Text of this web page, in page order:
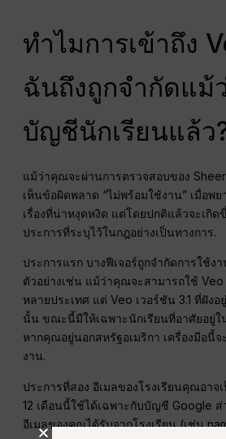
ทำไมการเข้าถึง
ฉันถึงถูกจำกัดแม้
บัญชีนักเรียนแล้ว
แม้ว่าคุณจะผ่านการตรวจสอบของ
เห็นข้อผิดพลาด “ไม่พร้อมใช้งาน” เมื่อพ
เรื่องที่น่าหงุดหงิด แต่โดยปกติแล้วจะเกิด
ประการที่ระบุไว้ในกฎอย่างเป็นทางการ.
ประการแรก บางฟีเจอร์ถูกจำกัดการใช้
ตัวอย่างเช่น แม้ว่าคุณจะสามารถใช้ Veo
หลายประเทศ แต่ Veo เวอร์ชัน 3.1 ที่ฝัง
นั้น ขณะนี้มีให้เฉพาะนักเรียนที่อาศัยอยู่ใ
หากคุณอยู่นอกสหรัฐอเมริกา เครื่องมือนี้
งาน.
ประการที่สอง อีเมลของโรงเรียนคุณอา
12 เดือนนี้ใช้ได้เฉพาะกับบัญชี Google
อีเมลของคุณได้รับจากโรงเรียน (เช่น